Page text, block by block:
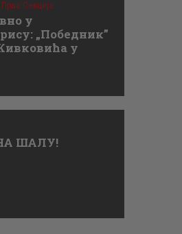
Секција
у
„Победник”
у
ШАЛУ!